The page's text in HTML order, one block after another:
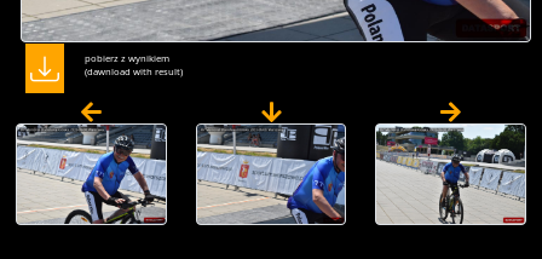
pobierz z wynikiem
(dawnload with result)